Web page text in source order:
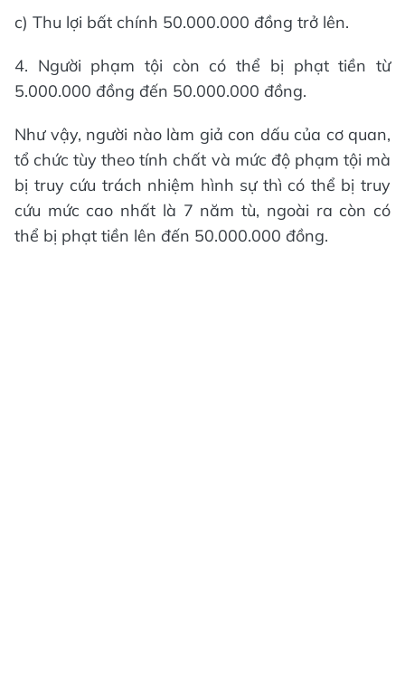
c) Thu lợi bất chính 50.000.000 đồng trở lên.
4. Người phạm tội còn có thể bị phạt tiền từ
5.000.000 đồng đến 50.000.000 đồng.
Như vậy, người nào làm giả con dấu của cơ quan,
tổ chức tùy theo tính chất và mức độ phạm tội mà
bị truy cứu trách nhiệm hình sự thì có thể bị truy
cứu mức cao nhất là 7 năm tù, ngoài ra còn có
thể bị phạt tiền lên đến 50.000.000 đồng.